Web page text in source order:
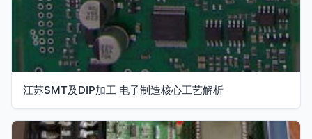
江苏SMT及DIP加工 电子制造核心工艺解析